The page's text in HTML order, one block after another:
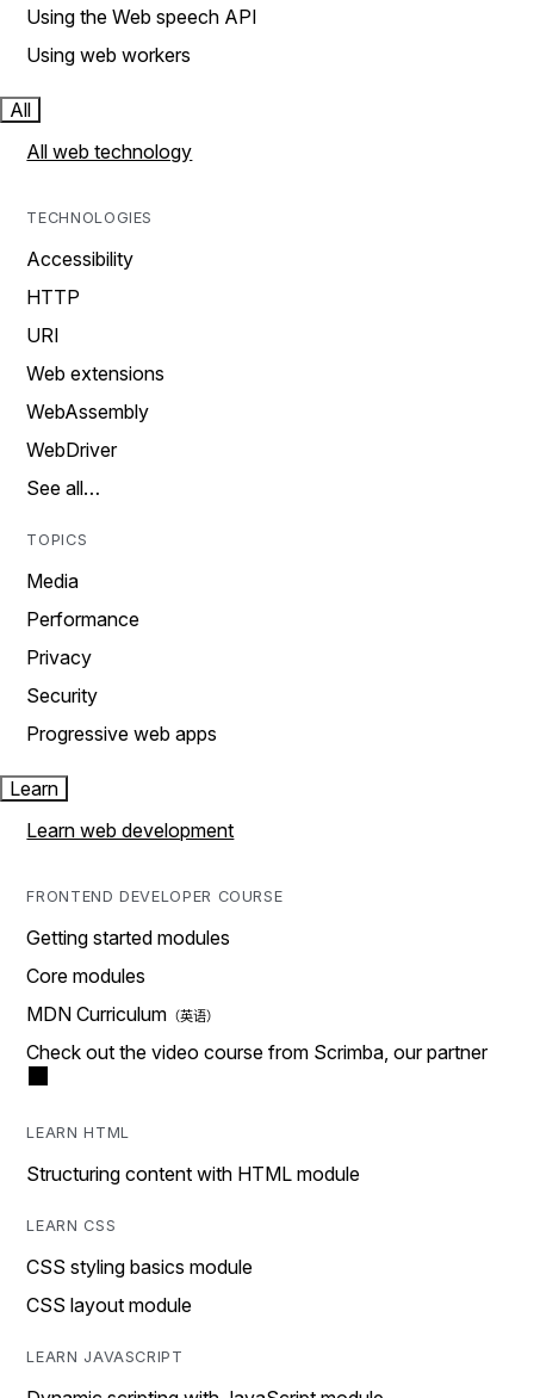
Using the Web speech API
Using web workers
All
All web technology
TECHNOLOGIES
Accessibility
HTTP
URI
Web extensions
WebAssembly
WebDriver
See all…
TOPICS
Media
Performance
Privacy
Security
Progressive web apps
Learn
Learn web development
FRONTEND DEVELOPER COURSE
Getting started modules
Core modules
MDN Curriculum
Check out the video course from Scrimba, our partner
LEARN HTML
Structuring content with HTML module
LEARN CSS
CSS styling basics module
CSS layout module
LEARN JAVASCRIPT